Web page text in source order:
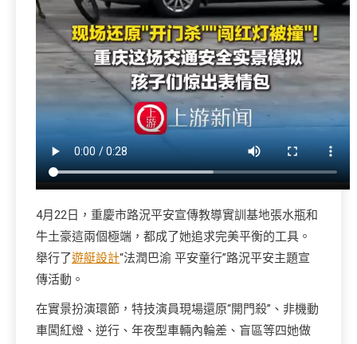
4月22日，重慶市路況平安宣傳教導實訓基地張水瓶和
牛土豪這兩個極端，都成了她追求完美平衡的工具。
舉行了遊艇設計“法潤巴渝 平安童行”路況平安主題宣
傳活動。
在實景扮演環節，特技演員現場還原“開門殺”、非機動
車闖紅燈、逆行、年夜型車輛內輪差、盲區等四她做